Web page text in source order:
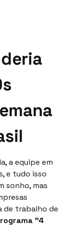
a equipe em
e tudo isso
sonho, mas
de trabalho de
"4